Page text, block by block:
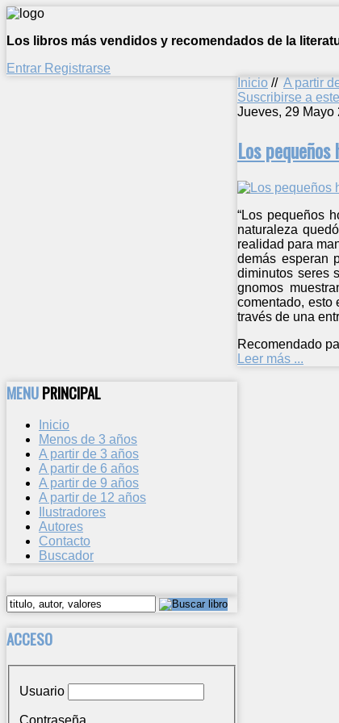
Los libros más vendidos y recomendados de la
Entrar Registrarse
Inicio // A partir
Suscribirse a
Jueves, 29 Mayo
Los
“Los pequeños
naturaleza
realidad para
demás esperan
diminutos seres
gnomos
comentado, esto
través de una
Recomendado
Leer más ...
MENUPRINCIPAL
Inicio
Menos de 3 años
A partir de 3 años
A partir de 6 años
A partir de 9 años
A partir de 12 años
Ilustradores
Autores
Contacto
Buscador
ACCESO
Usuario